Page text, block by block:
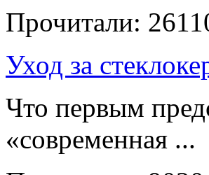
Прочитали:
Уход за
Что первым
«современная ...